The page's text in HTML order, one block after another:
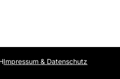
Impressum & Datenschutz